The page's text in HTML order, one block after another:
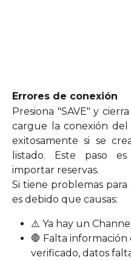
Errores de conexión
Presiona "SAVE" y
cargue la conexión del
exitosamente si se
listado. Este paso
importar reservas.
Si tiene problemas
es debido que causas:
⚠️ Ya hay un
🛑 Falta
verificado, datos